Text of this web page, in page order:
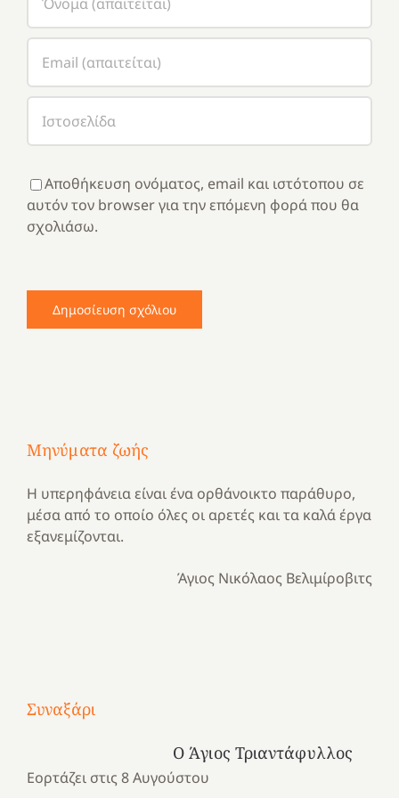
Αποθήκευση ονόματος, email και ιστότοπου σε
αυτόν τον browser για την επόμενη φορά που θα
σχολιάσω.
Μηνύματα ζωής
Η υπερηφάνεια είναι ένα ορθάνοικτο παράθυρο,
μέσα από το οποίο όλες οι αρετές και τα καλά έργα
εξανεμίζονται.
Άγιος Νικόλαος Βελιμίροβιτς
Συναξάρι
Ο Άγιος Τριαντάφυλλος
Εορτάζει στις 8 Αυγούστου
χρονιά
καλοκαίρι
καρδιά
“Ερυθρός
στιγμές
Ελληνικό